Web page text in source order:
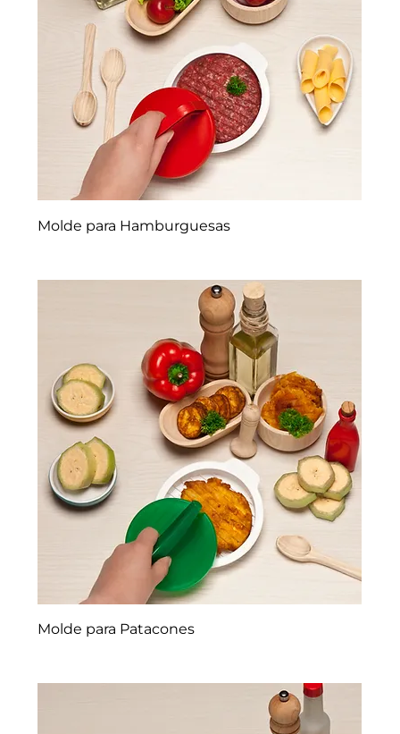
Molde para Hamburguesas
Molde para Patacones